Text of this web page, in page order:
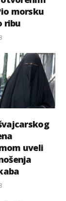
morsku
ribu
uveli